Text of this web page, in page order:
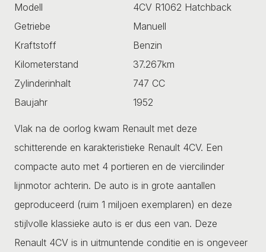
Modell
4CV R1062 Hatchback
Getriebe
Manuell
Kraftstoff
Benzin
Kilometerstand
37.267km
Zylinderinhalt
747 CC
Baujahr
1952
Vlak na de oorlog kwam Renault met deze
schitterende en karakteristieke Renault 4CV. Een
compacte auto met 4 portieren en de viercilinder
lijnmotor achterin. De auto is in grote aantallen
geproduceerd (ruim 1 miljoen exemplaren) en deze
stijlvolle klassieke auto is er dus een van. Deze
Renault 4CV is in uitmuntende conditie en is ongeveer